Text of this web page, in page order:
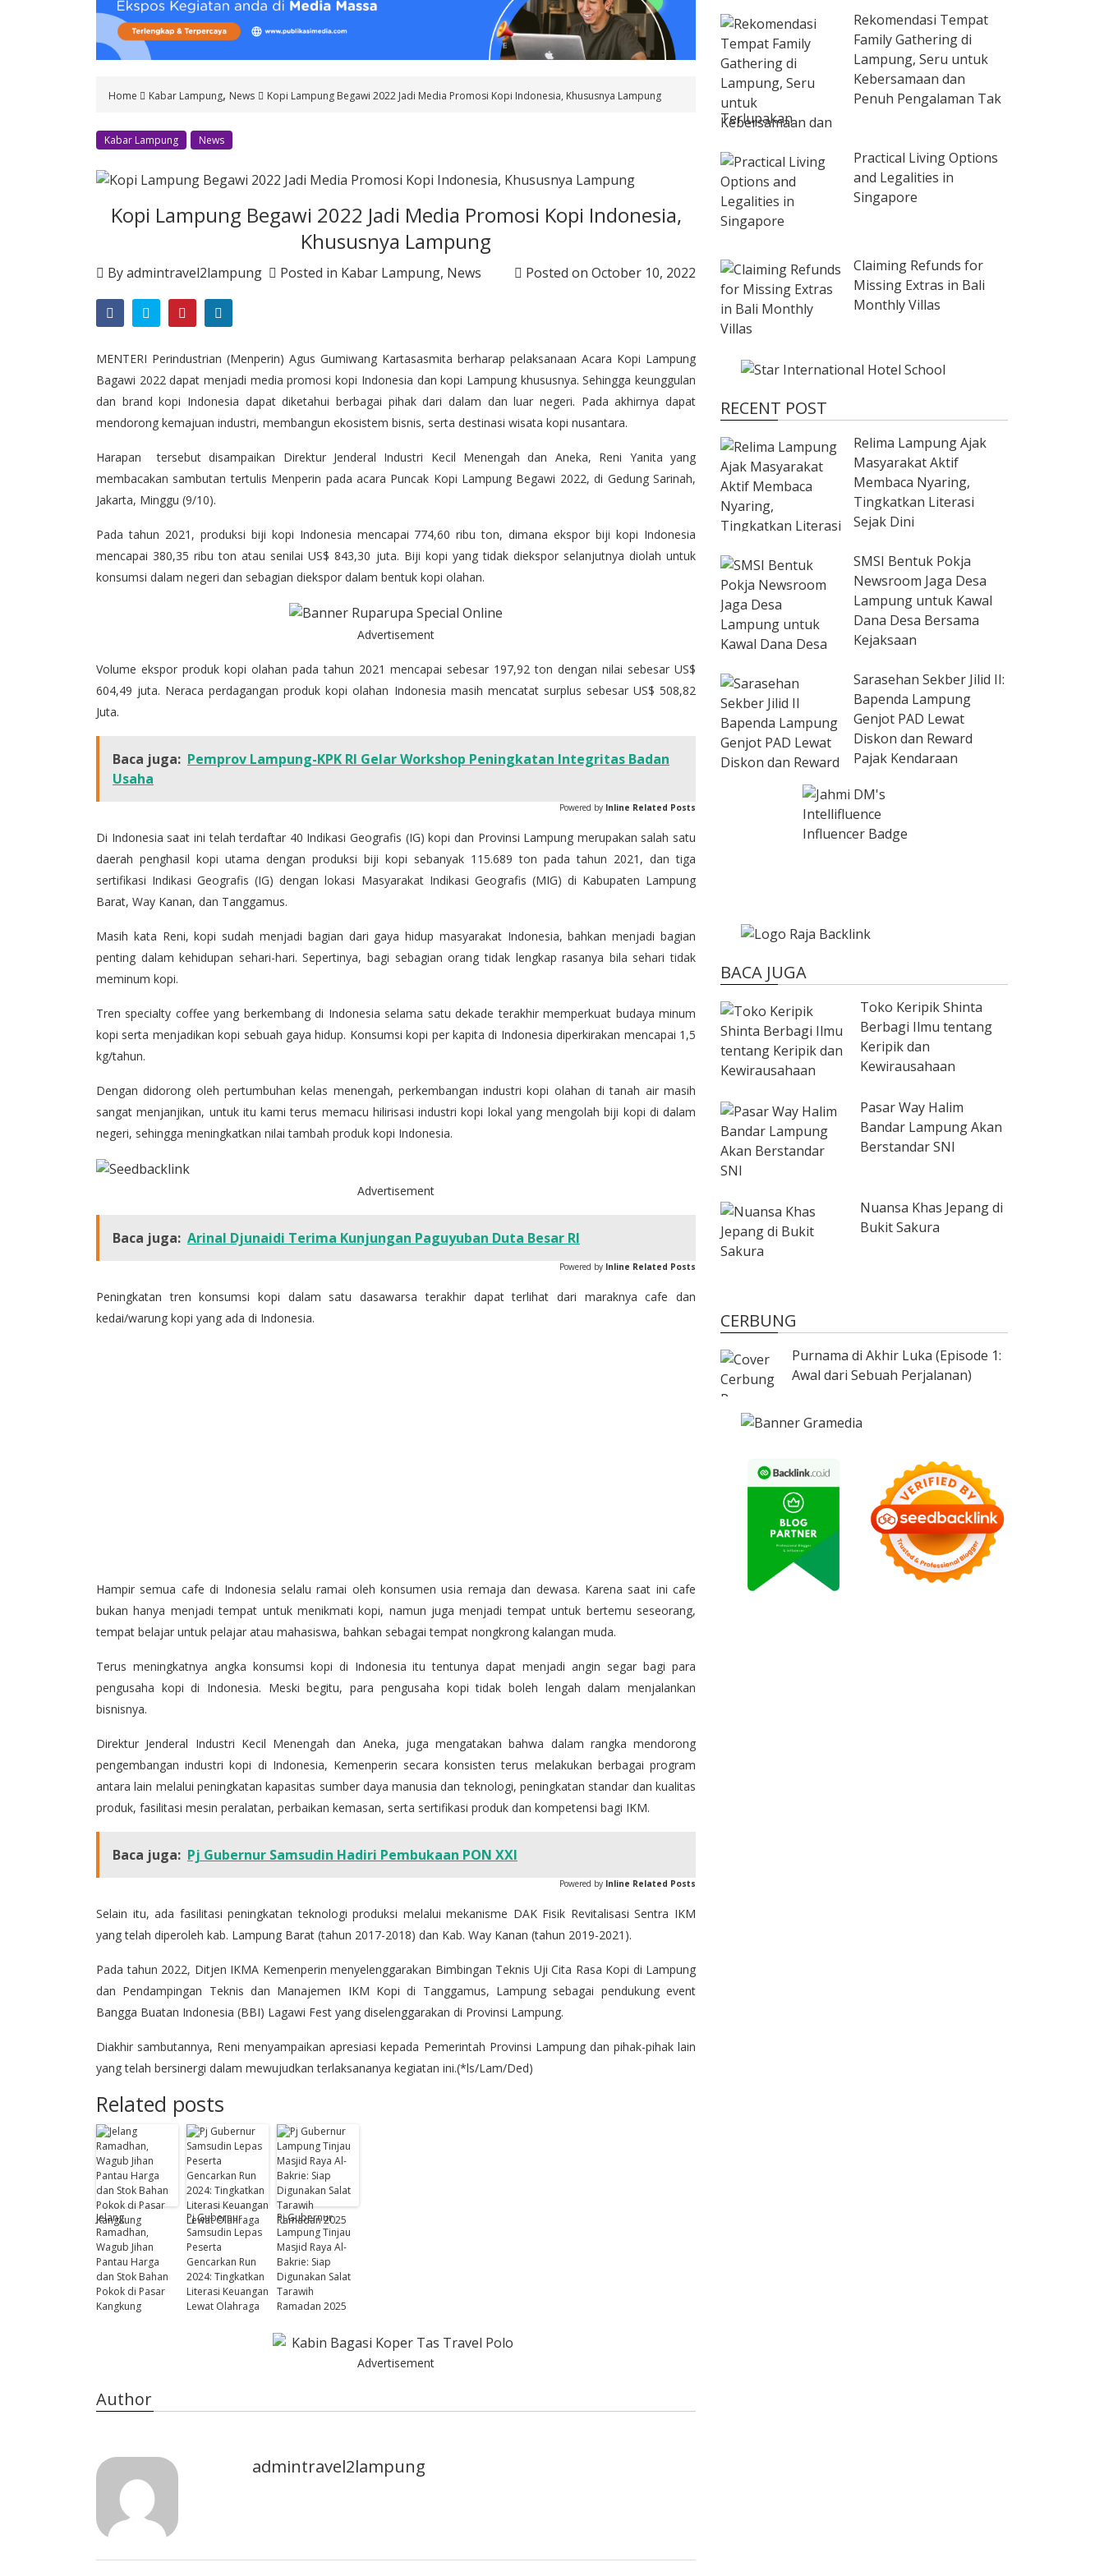
Home Kabar Lampung, News Kopi Lampung Begawi 2022 Jadi Media Promosi Kopi Indonesia, Khususnya Lampung
Kabar Lampung News
Kopi Lampung Begawi 2022 Jadi Media Promosi Kopi Indonesia,
Khususnya Lampung
Byadmintravel2lampung Posted in Kabar Lampung, News Posted on October 10, 2022
MENTERI Perindustrian (Menperin) Agus Gumiwang Kartasasmita berharap pelaksanaan Acara Kopi Lampung
Bagawi 2022 dapat menjadi media promosi kopi Indonesia dan kopi Lampung khususnya. Sehingga keunggulan
dan brand kopi Indonesia dapat diketahui berbagai pihak dari dalam dan luar negeri. Pada akhirnya dapat
mendorong kemajuan industri, membangun ekosistem bisnis, serta destinasi wisata kopi nusantara.
Harapan tersebut disampaikan Direktur Jenderal Industri Kecil Menengah dan Aneka, Reni Yanita yang
membacakan sambutan tertulis Menperin pada acara Puncak Kopi Lampung Begawi 2022, di Gedung Sarinah,
Jakarta, Minggu (9/10).
Pada tahun 2021, produksi biji kopi Indonesia mencapai 774,60 ribu ton, dimana ekspor biji kopi Indonesia
mencapai 380,35 ribu ton atau senilai US$ 843,30 juta. Biji kopi yang tidak diekspor selanjutnya diolah untuk
konsumsi dalam negeri dan sebagian diekspor dalam bentuk kopi olahan.
Advertisement
Volume ekspor produk kopi olahan pada tahun 2021 mencapai sebesar 197,92 ton dengan nilai sebesar US$
604,49 juta. Neraca perdagangan produk kopi olahan Indonesia masih mencatat surplus sebesar US$ 508,82
Juta.
Baca juga: Pemprov Lampung-KPK RI Gelar Workshop Peningkatan Integritas Badan
Usaha
Powered by Inline Related Posts
Di Indonesia saat ini telah terdaftar 40 Indikasi Geografis (IG) kopi dan Provinsi Lampung merupakan salah satu
daerah penghasil kopi utama dengan produksi biji kopi sebanyak 115.689 ton pada tahun 2021, dan tiga
sertifikasi Indikasi Geografis (IG) dengan lokasi Masyarakat Indikasi Geografis (MIG) di Kabupaten Lampung
Barat, Way Kanan, dan Tanggamus.
Masih kata Reni, kopi sudah menjadi bagian dari gaya hidup masyarakat Indonesia, bahkan menjadi bagian
penting dalam kehidupan sehari-hari. Sepertinya, bagi sebagian orang tidak lengkap rasanya bila sehari tidak
meminum kopi.
Tren specialty coffee yang berkembang di Indonesia selama satu dekade terakhir memperkuat budaya minum
kopi serta menjadikan kopi sebuah gaya hidup. Konsumsi kopi per kapita di Indonesia diperkirakan mencapai 1,5
kg/tahun.
Dengan didorong oleh pertumbuhan kelas menengah, perkembangan industri kopi olahan di tanah air masih
sangat menjanjikan, untuk itu kami terus memacu hilirisasi industri kopi lokal yang mengolah biji kopi di dalam
negeri, sehingga meningkatkan nilai tambah produk kopi Indonesia.
Advertisement
Baca juga: Arinal Djunaidi Terima Kunjungan Paguyuban Duta Besar RI
Powered by Inline Related Posts
Peningkatan tren konsumsi kopi dalam satu dasawarsa terakhir dapat terlihat dari maraknya cafe dan
kedai/warung kopi yang ada di Indonesia.
Hampir semua cafe di Indonesia selalu ramai oleh konsumen usia remaja dan dewasa. Karena saat ini cafe
bukan hanya menjadi tempat untuk menikmati kopi, namun juga menjadi tempat untuk bertemu seseorang,
tempat belajar untuk pelajar atau mahasiswa, bahkan sebagai tempat nongkrong kalangan muda.
Terus meningkatnya angka konsumsi kopi di Indonesia itu tentunya dapat menjadi angin segar bagi para
pengusaha kopi di Indonesia. Meski begitu, para pengusaha kopi tidak boleh lengah dalam menjalankan
bisnisnya.
Direktur Jenderal Industri Kecil Menengah dan Aneka, juga mengatakan bahwa dalam rangka mendorong
pengembangan industri kopi di Indonesia, Kemenperin secara konsisten terus melakukan berbagai program
antara lain melalui peningkatan kapasitas sumber daya manusia dan teknologi, peningkatan standar dan kualitas
produk, fasilitasi mesin peralatan, perbaikan kemasan, serta sertifikasi produk dan kompetensi bagi IKM.
Baca juga: Pj Gubernur Samsudin Hadiri Pembukaan PON XXI
Powered by Inline Related Posts
Selain itu, ada fasilitasi peningkatan teknologi produksi melalui mekanisme DAK Fisik Revitalisasi Sentra IKM
yang telah diperoleh kab. Lampung Barat (tahun 2017-2018) dan Kab. Way Kanan (tahun 2019-2021).
Pada tahun 2022, Ditjen IKMA Kemenperin menyelenggarakan Bimbingan Teknis Uji Cita Rasa Kopi di Lampung
dan Pendampingan Teknis dan Manajemen IKM Kopi di Tanggamus, Lampung sebagai pendukung event
Bangga Buatan Indonesia (BBI) Lagawi Fest yang diselenggarakan di Provinsi Lampung.
Diakhir sambutannya, Reni menyampaikan apresiasi kepada Pemerintah Provinsi Lampung dan pihak-pihak lain
yang telah bersinergi dalam mewujudkan terlaksananya kegiatan ini.(*ls/Lam/Ded)
Related posts
Jelang
Ramadhan,
Wagub Jihan
Pantau Harga
dan Stok Bahan
Pokok di Pasar
Kangkung
Pj Gubernur
Samsudin Lepas
Peserta
Gencarkan Run
2024: Tingkatkan
Literasi Keuangan
Lewat Olahraga
Pj Gubernur
Lampung Tinjau
Masjid Raya Al-
Bakrie: Siap
Digunakan Salat
Tarawih
Ramadan 2025
Advertisement
Author
admintravel2lampung
Rekomendasi Tempat
Family Gathering di
Lampung, Seru untuk
Kebersamaan dan
Penuh Pengalaman Tak
Terlupakan
Practical Living Options
and Legalities in
Singapore
Claiming Refunds for
Missing Extras in Bali
Monthly Villas
RECENT POST
Relima Lampung Ajak
Masyarakat Aktif
Membaca Nyaring,
Tingkatkan Literasi
Sejak Dini
SMSI Bentuk Pokja
Newsroom Jaga Desa
Lampung untuk Kawal
Dana Desa Bersama
Kejaksaan
Sarasehan Sekber Jilid II:
Bapenda Lampung
Genjot PAD Lewat
Diskon dan Reward
Pajak Kendaraan
BACA JUGA
Toko Keripik Shinta
Berbagi Ilmu tentang
Keripik dan
Kewirausahaan
Pasar Way Halim
Bandar Lampung Akan
Berstandar SNI
Nuansa Khas Jepang di
Bukit Sakura
CERBUNG
Purnama di Akhir Luka (Episode 1:
Awal dari Sebuah Perjalanan)